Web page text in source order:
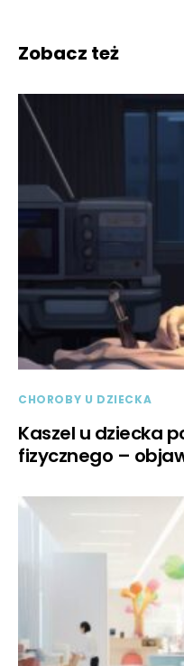
Zobacz też
CHOROBY U DZIECKA
Kaszel u dziecka
fizycznego –